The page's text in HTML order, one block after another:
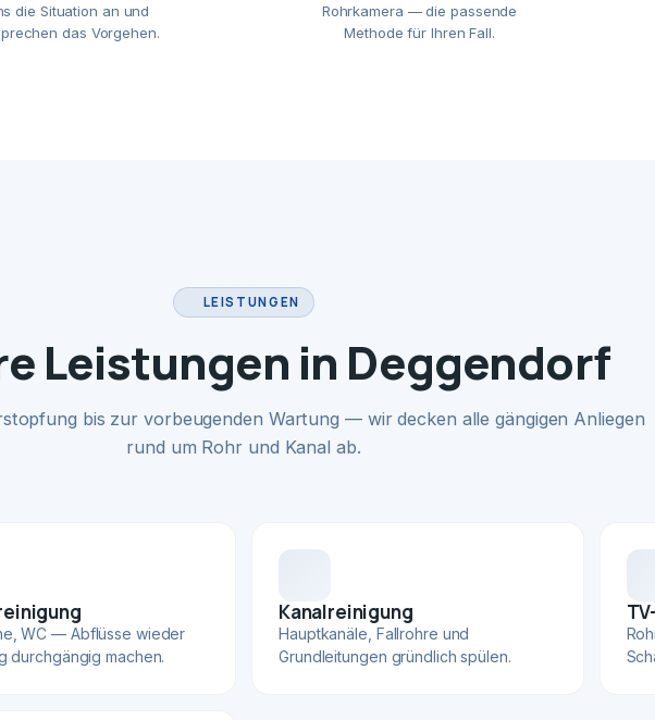
die Situation an und
das Vorgehen.
Rohrkamera — die passende
Methode für Ihren Fall.
LEISTUNGEN
Leistungen in Deggendorf
bis zur vorbeugenden Wartung — wir decken alle gängigen Anliegen
rund um Rohr und Kanal ab.
WC — Abflüsse wieder
durchgängig machen.
Kanalreinigung
Hauptkanäle, Fallrohre und
Grundleitungen gründlich spülen.